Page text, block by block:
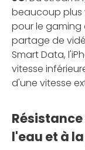
beaucoup plus
pour le gaming
partage de
Smart Data,
vitesse
d'une vitesse
l'eau et à